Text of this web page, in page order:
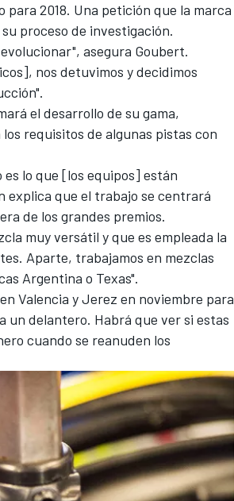
2018. Una petición que la marca
proceso de investigación.
asegura Goubert.
nos detuvimos y decidimos
el desarrollo de su gama,
requisitos de algunas pistas con
lo que [los equipos] están
que el trabajo se centrará
de los grandes premios.
muy versátil y que es empleada la
Aparte, trabajamos en mezclas
Argentina o Texas".
Valencia y Jerez en noviembre para
un delantero. Habrá que ver si estas
cuando se reanuden los